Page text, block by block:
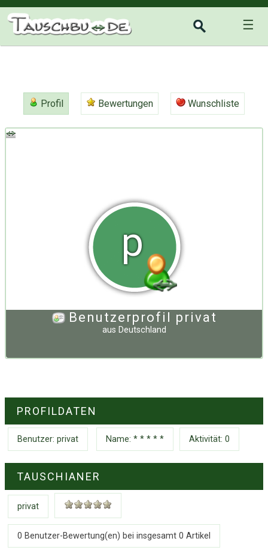
☰
Profil Bewertungen Wunschliste
p
Benutzerprofil privat
aus Deutschland
PROFILDATEN
Benutzer: privat Name: * * * * * Aktivität: 0
TAUSCHIANER
privat
0 Benutzer-Bewertung(en) bei insgesamt 0 Artikel